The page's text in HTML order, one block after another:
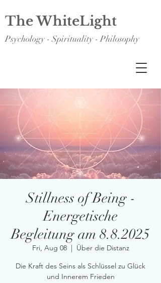
The WhiteLight
Psychology - Spirituality - Philosophy
Stillness of Being -
Energetische
Begleitung am 8.8.2025
Fri, Aug 08
  |
Über die Distanz
Die Kraft des Seins als Schlüssel zu Glück
und Innerem Frieden